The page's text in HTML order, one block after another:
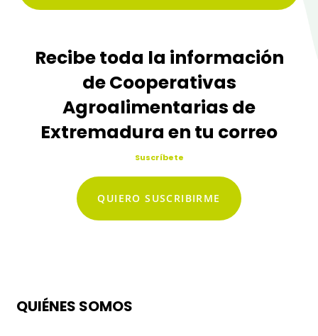
Recibe toda la información
de Cooperativas
Agroalimentarias de
Extremadura en tu correo
Suscríbete
QUIERO SUSCRIBIRME
QUIÉNES SOMOS